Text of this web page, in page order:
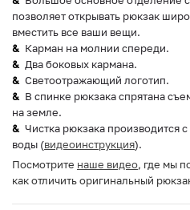
позволяет открывать рюкзак
вместить все ваши вещи.
Карман на молнии спереди.
Два боковых кармана.
Светоотражающий логотип.
В спинке рюкзака спрятана
на земле.
Чистка рюкзака
воды (видеоинструкция).
Посмотрите наше видео, где мы
как отличить оригинальный